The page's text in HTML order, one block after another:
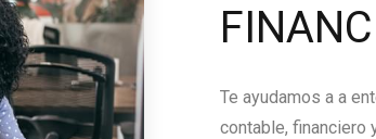
Te ayudamos a a
contable, financiero